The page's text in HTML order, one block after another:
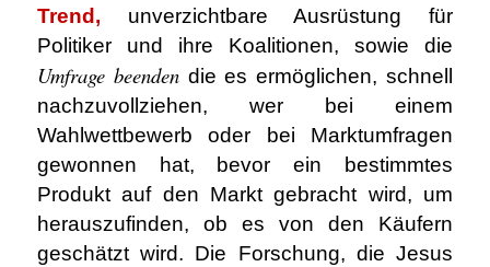
Trend, unverzichtbare Ausrüstung für
Politiker und ihre Koalitionen, sowie die
Umfrage beenden die es ermöglichen, schnell
nachzuvollziehen, wer bei einem
Wahlwettbewerb oder bei Marktumfragen
gewonnen hat, bevor ein bestimmtes
Produkt auf den Markt gebracht wird, um
herauszufinden, ob es von den Käufern
geschätzt wird. Die Forschung, die Jesus